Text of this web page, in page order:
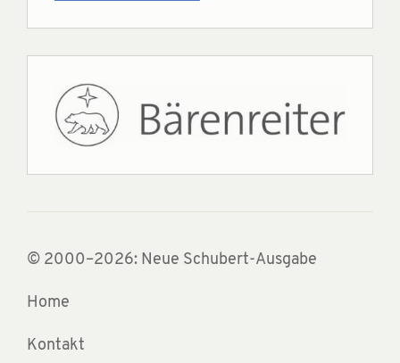
© 2000–2026: Neue Schubert-Ausgabe
Home
Kontakt